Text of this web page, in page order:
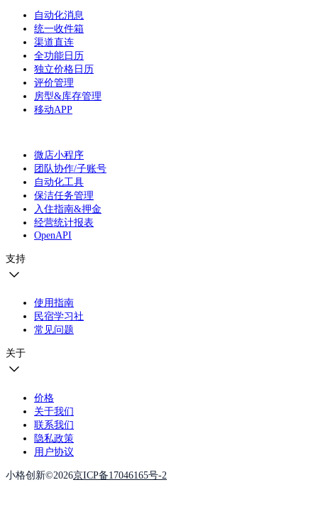
自动化消息
统一收件箱
渠道直连
全功能日历
独立价格日历
评价管理
房型&库存管理
移动APP
微店小程序
团队协作/子账号
自动化工具
保洁任务管理
入住指南&押金
经营统计报表
OpenAPI
支持
使用指南
民宿学习社
常见问题
关于
价格
关于我们
联系我们
隐私政策
用户协议
小格创新©2026京ICP备17046165号-2